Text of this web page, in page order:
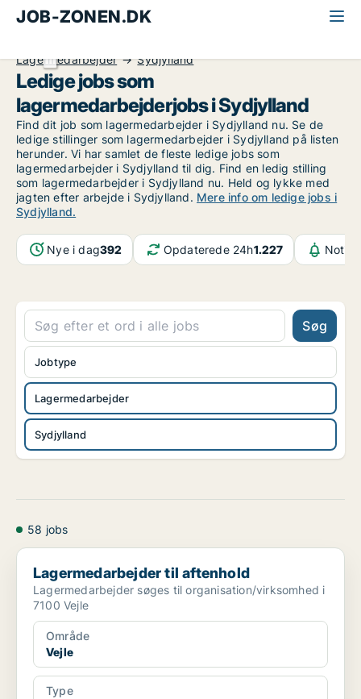
JOB-ZONEN.DK
Lagermedarbejder
Sydjylland
Ledige jobs som
lagermedarbejderjobs i Sydjylland
Find dit job som lagermedarbejder i Sydjylland nu. Se de
ledige stillinger som lagermedarbejder i Sydjylland på listen
herunder. Vi har samlet de fleste ledige jobs som
lagermedarbejder i Sydjylland til dig. Find en ledig stilling
som lagermedarbejder i Sydjylland nu. Held og lykke med
jagten efter arbejde i Sydjylland. Mere info om ledige jobs i
Sydjylland.
Nye i dag392 Opdaterede 24h1.227
Søg
Lagermedarbejder
Sydjylland
Jobtype
58 jobs
Lagermedarbejder til aftenhold
Lagermedarbejder til aftenhold
Lagermedarbejder søges til organisation/virksomhed i
7100 Vejle
Område
Vejle
Type